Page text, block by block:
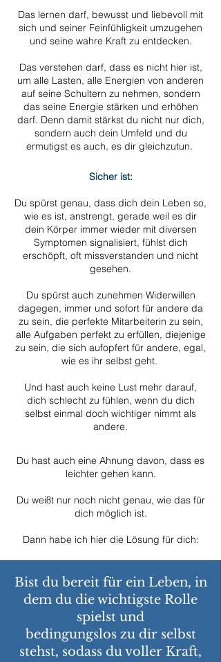
Das lernen darf, bewusst und liebevoll mit
sich und seiner Feinfühligkeit umzugehen
und seine wahre Kraft zu entdecken.
Das verstehen darf, dass es nicht hier ist,
um alle Lasten, alle Energien von anderen
auf seine Schultern zu nehmen, sondern
das seine Energie stärken und erhöhen
darf. Denn damit stärkst du nicht nur dich,
sondern auch dein Umfeld und du
ermutigst es auch, es dir gleichzutun.
Sicher ist:
Du spürst genau, dass dich dein Leben so,
wie es ist, anstrengt, gerade weil es dir
dein Körper immer wieder mit diversen
Symptomen signalisiert, fühlst dich
erschöpft, oft missverstanden und nicht
gesehen.
Du spürst auch zunehmen Widerwillen
dagegen, immer und sofort für andere da
zu sein, die perfekte Mitarbeiterin zu sein,
alle Aufgaben perfekt zu erfüllen, diejenige
zu sein, die sich aufopfert für andere, egal,
wie es ihr selbst geht.
Und hast auch keine Lust mehr darauf,
dich schlecht zu fühlen, wenn du dich
selbst einmal doch wichtiger nimmt als
andere.
Du hast auch eine Ahnung davon, dass es
leichter gehen kann.
Du weißt nur noch nicht genau, wie das für
dich möglich ist.
Dann habe ich hier die Lösung für dich:
Bist du bereit für ein Leben, in
dem du die wichtigste Rolle
spielst und
bedingungslos zu dir selbst
stehst, sodass du voller Kraft,